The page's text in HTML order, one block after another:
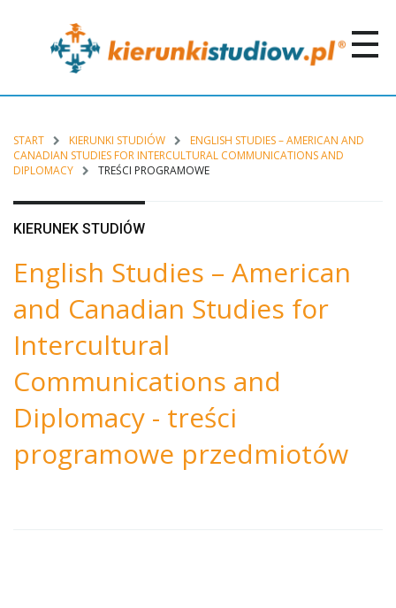
START KIERUNKI STUDIÓW
ENGLISH STUDIES – AMERICAN AND
CANADIAN STUDIES FOR INTERCULTURAL COMMUNICATIONS AND
DIPLOMACY
TREŚCI PROGRAMOWE
KIERUNEK STUDIÓW
English Studies – American
and Canadian Studies for
Intercultural
Communications and
Diplomacy - treści
programowe przedmiotów